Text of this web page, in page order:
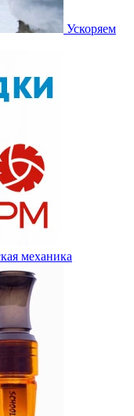
Ускоряем
механика